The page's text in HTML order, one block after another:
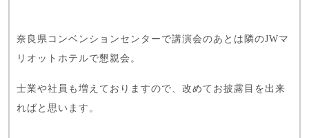
奈良県コンベンションセンターで講演会のあとは隣のJWマ
リオットホテルで懇親会。
士業や社員も増えておりますので、改めてお披露目を出来
ればと思います。